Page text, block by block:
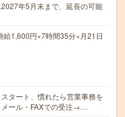
年5月末まで、延長の可能
1,600円×7時間35分×月21日
タート、慣れたら営業事務を
メール・FAXでの受注→…